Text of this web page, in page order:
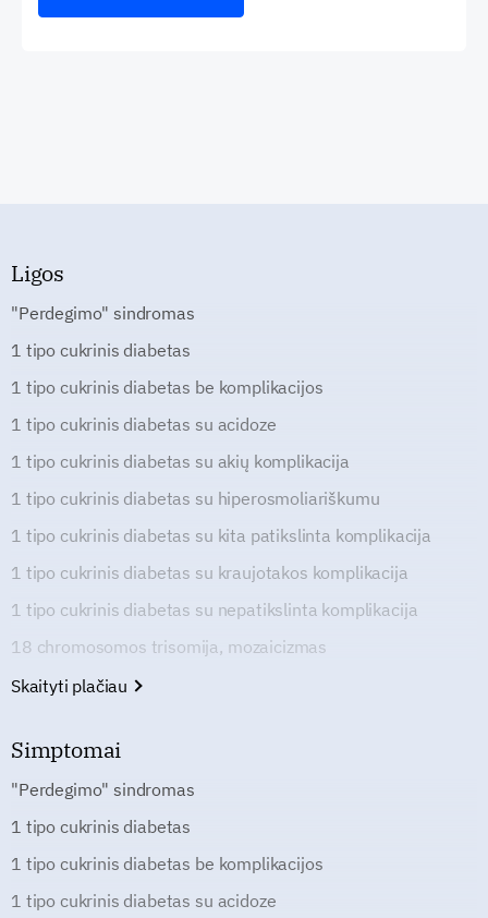
Ligos
"Perdegimo" sindromas
1 tipo cukrinis diabetas
1 tipo cukrinis diabetas be komplikacijos
1 tipo cukrinis diabetas su acidoze
1 tipo cukrinis diabetas su akių komplikacija
1 tipo cukrinis diabetas su hiperosmoliariškumu
1 tipo cukrinis diabetas su kita patikslinta komplikacija
1 tipo cukrinis diabetas su kraujotakos komplikacija
1 tipo cukrinis diabetas su nepatikslinta komplikacija
18 chromosomos trisomija, mozaicizmas
Skaityti plačiau
Simptomai
"Perdegimo" sindromas
1 tipo cukrinis diabetas
1 tipo cukrinis diabetas be komplikacijos
1 tipo cukrinis diabetas su acidoze